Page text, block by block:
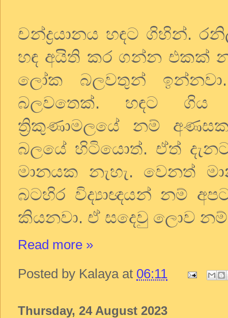
චන්ද්‍රයානය හඳට ගිහින්.
හඳ අයිති කර ගන්න එකක්
ලෝක
බලවතුන් ඉන්නවා
බලවතෙක්. හඳට
ගිය
ත්‍රිකුණාමලයේ
නම්
බලයේ හිටියොත්. ඒත්
මානයක
නැහැ. වෙනත්
බටහිර විද්‍යාඥයන් නම්
කියනවා. ඒ සදෙවු ලොව නම්
Read more »
Posted by Kalaya at 06:11
Thursday, 24 August 2023